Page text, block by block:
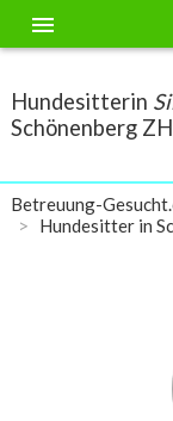
menu
Hundesitterin
Schönenberg
Betreuung-
Hundesitter in